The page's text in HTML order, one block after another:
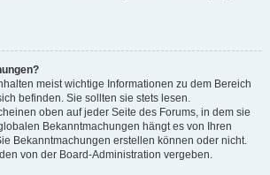
meist wichtige Informationen zu dem Bereich
befinden. Sie sollten sie stets lesen.
oben auf jeder Seite des Forums, in dem sie
Bekanntmachungen hängt es von Ihren
Bekanntmachungen erstellen können oder nicht.
von der Board-Administration vergeben.